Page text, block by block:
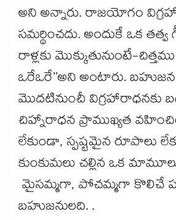
అని అన్నారు. రాజయోగం
సమర్థించదు. అందుకే ఒక తత్వ
రాళ్లకు మొక్కుతునుంటే-
ఒరేఒరే’’అని అంటారు.
మొదటినుంచీ విగ్రహారాధనకు
చిహ్నారాధన ప్రాముఖ్యత
లేకుండా, స్పష్టమైన రూపాలు
కుంకుమలు చల్లిన ఒక
మైసమ్మగా, పోచమ్మగా కొలిచే
బహుజనులది. .